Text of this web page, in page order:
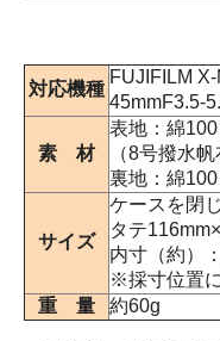
対応機種
FUJIFILM
45mmF3.5-
素 材
表地：綿100
（8号撥水帆
裏地：綿100
サイズ
ケースを閉
タテ
内寸（約）
※採寸位置
重 量
約60g